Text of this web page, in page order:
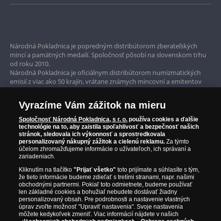
najvyššie očakávania a požiadavky zberateľov a
investorov po celom svete.
ILUSTRAČNÝ OBRÁZOK. UKÁŽKA NIEKTORÝCH MINCÍ.
s.r.o. vylučuje prijatie ponuky s dodatkom alebo
obchodné podmienky Národnej Pokladnice s.r.o.
nájdete nawww.narodnapokladnica.sk.
Národná Pokladnica pôsobí plne v súlade so
všetkými predpismi pre predaj tovaru na diaľku.
18 rokov. Predmetom Vašej objednávky je výhradne
tu ponúkaný tovar. Tovar expedujeme najneskôr do
30 dní po prijatí objednávky. Produkt bude odoslaný
v dokonalom novom stave, pokiaľ nie je uvedené inak
(napr. historické či použité vzácne mince). Každú
zásielku nám môžete prostredníctvom Slovenskej
pošty a.s. zaslať späť. V prípade vrátenia už
uhradenej zásielky Vám vrátime uhradenú
fakturovanú čiastku v priebehu 30 dní. Reklamácie
môžete podať písomne na adresu predávajúceho,
emailom alebo telefonicky na zákazníckej linke.
Postup riešenia pri reklamácii je popísaný
Garancia najvyššej kvality
Iba originálne produkty
Národná Pokladnica je popredným distribútorom zberateľských
mincí a pamätných medailí. Spoločnosť pôsobí na slovenskom trhu
od roku 2010.
Národná Pokladnica je oficiálnym distribútorom numizmatických
emisií z viac ako 50 krajín, vrátane známych mincovní a emitentov
ako je Britská kráľovská mincovňa, Kráľovská kanadská mincovňa,
Parížska mincovňa, Nórska mincovňa, Fínska mincovňa alebo
Austrálska mincovňa Perth. Spoločnosť svojim zákazníkom a
zberateľom garantuje, že všetky produkty sú v originálnej a v
prvotriednej kvalite, čo je doložené aj priloženým Certifikátom
autentickosti.
Vyrazíme Vám zážitok na mieru
Spoločnosť Národná Pokladnica, s r. o. používa cookies a ďalšie
technológie na to, aby zaistila spoľahlivosť a bezpečnosť našich
stránok, sledovala ich výkonnosť a sprostredkovala
personalizovaný nákupný zážitok a cielenú reklamu. Za týmto
účelom zhromažďujeme informácie o užívateľoch, ich správaní a
zariadeniach.
Kliknutím na tlačítko"Prijať všetko" toto prijímate a súhlasíte s tým,
že tieto informácie budeme zdieľať s tretími stranami, napr. našimi
obchodnými partnermi. Pokiaľ toto odmietnete, budeme používať
len základné cookies a bohužiaľ nebudete dostávať žiadny
personalizovaný obsah. Pre podrobnosti a nastavenie vlastných
úprav zvoľte možnosť "Upraviť nastavenia". Svoje nastavenia
môžete kedykoľvek zmeniť. Viac informácií nájdete v našich